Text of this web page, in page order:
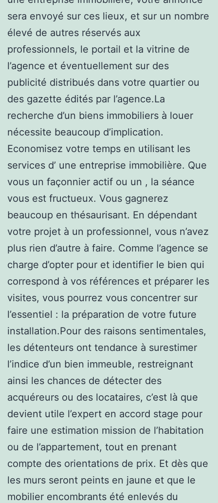
sera envoyé sur ces lieux, et sur un nombre
élevé de autres réservés aux
professionnels, le portail et la vitrine de
l’agence et éventuellement sur des
publicité distribués dans votre quartier ou
des gazette édités par l’agence.La
recherche d’un biens immobiliers à louer
nécessite beaucoup d’implication.
Economisez votre temps en utilisant les
services d’ une entreprise immobilière. Que
vous un façonnier actif ou un , la séance
vous est fructueux. Vous gagnerez
beaucoup en thésaurisant. En dépendant
votre projet à un professionnel, vous n’avez
plus rien d’autre à faire. Comme l’agence se
charge d’opter pour et identifier le bien qui
correspond à vos références et préparer les
visites, vous pourrez vous concentrer sur
l’essentiel : la préparation de votre future
installation.Pour des raisons sentimentales,
les détenteurs ont tendance à surestimer
l’indice d’un bien immeuble, restreignant
ainsi les chances de détecter des
acquéreurs ou des locataires, c’est là que
devient utile l’expert en accord stage pour
faire une estimation mission de l’habitation
ou de l’appartement, tout en prenant
compte des orientations de prix. Et dès que
les murs seront peints en jaune et que le
mobilier encombrants été enlevés du